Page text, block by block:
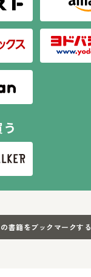
書籍をブックマークする